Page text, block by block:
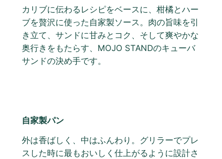
カリブに伝わるレシピをベースに、柑橘とハー
ブを贅沢に使った自家製ソース。肉の旨味を引
き立て、サンドに甘みとコク、そして爽やかな
奥行きをもたらす、MOJO STANDのキューバ
サンドの決め手です。
自家製パン
外は香ばしく、中はふんわり。グリラーでプレ
スした時に最もおいしく仕上がるように設計さ